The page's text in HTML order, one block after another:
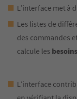
L’interface met à
Les listes de
des commandes
calcule les
L’interface